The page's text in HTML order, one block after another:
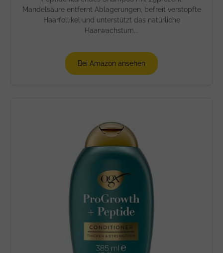
Mandelsäure entfernt Ablagerungen, befreit verstopfte
Haarfollikel und unterstützt das natürliche
Haarwachstum...
Bei Amazon ansehen